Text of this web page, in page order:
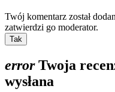
Twój komentarz został
zatwierdzi go moderator.
Tak
errorTwoja
wysłana